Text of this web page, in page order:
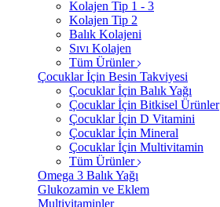
Kolajen Tip 1 - 3
Kolajen Tip 2
Balık Kolajeni
Sıvı Kolajen
Tüm Ürünler
Çocuklar İçin Besin Takviyesi
Çocuklar İçin Balık Yağı
Çocuklar İçin Bitkisel Ürünler
Çocuklar İçin D Vitamini
Çocuklar İçin Mineral
Çocuklar İçin Multivitamin
Tüm Ürünler
Omega 3 Balık Yağı
Glukozamin ve Eklem
Multivitaminler